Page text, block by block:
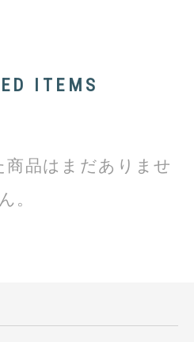
ITEMS
品はまだありませ
ん。